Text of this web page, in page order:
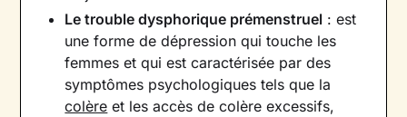
Le trouble dysphorique prémenstruel : est
une forme de dépression qui touche les
femmes et qui est caractérisée par des
symptômes psychologiques tels que la
colère et les accès de colère excessifs,